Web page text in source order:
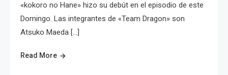
«kokoro no Hane» hizo su debút en el episodio de este
Domingo. Las integrantes de «Team Dragon» son
Atsuko Maeda […]
Read More